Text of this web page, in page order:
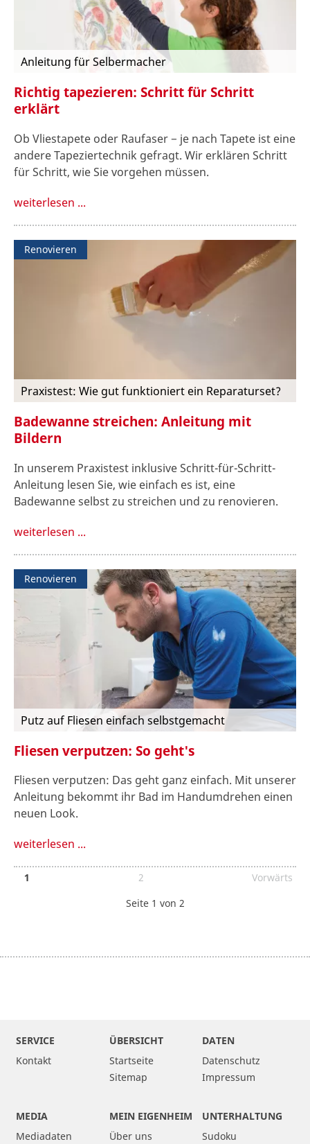
Anleitung für Selbermacher
Richtig tapezieren: Schritt für Schritt
erklärt
Ob Vliestapete oder Raufaser − je nach Tapete ist eine
andere Tapeziertechnik gefragt. Wir erklären Schritt
für Schritt, wie Sie vorgehen müssen.
weiterlesen ...
Renovieren
Praxistest: Wie gut funktioniert ein Reparaturset?
Badewanne streichen: Anleitung mit
Bildern
In unserem Praxistest inklusive Schritt-für-Schritt-
Anleitung lesen Sie, wie einfach es ist, eine
Badewanne selbst zu streichen und zu renovieren.
weiterlesen ...
Renovieren
Putz auf Fliesen einfach selbstgemacht
Fliesen verputzen: So geht's
Fliesen verputzen: Das geht ganz einfach. Mit unserer
Anleitung bekommt ihr Bad im Handumdrehen einen
neuen Look.
weiterlesen ...
Seite 1 von 2
1 2 Vorwärts
SERVICE
Kontakt
ÜBERSICHT
Startseite
Sitemap
DATEN
Datenschutz
Impressum
MEDIA
Mediadaten
MEIN EIGENHEIM
Über uns
UNTERHALTUNG
Sudoku